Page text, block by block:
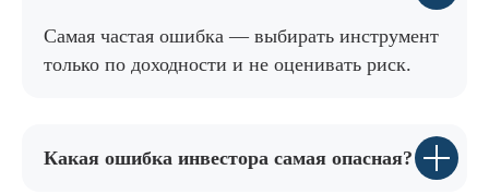
Самая частая ошибка — выбирать инструмент
только по доходности и не оценивать риск.
Какая ошибка инвестора самая опасная?